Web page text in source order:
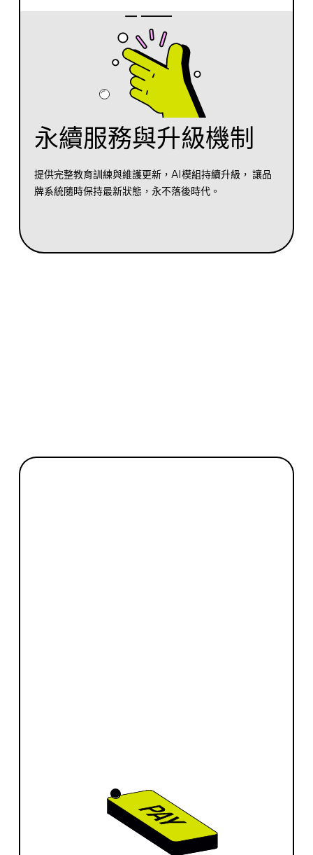
永續服務與升級機制
提供完整教育訓練與維護更新，AI模組持續升級， 讓品
牌系統隨時保持最新狀態，永不落後時代。